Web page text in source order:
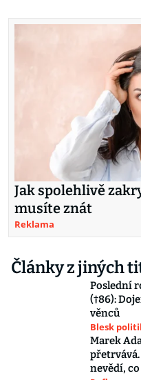
Jak spolehlivě
musíte znát
Reklama
Články z jiných
Poslední
(†86):
věnců
Blesk
Marek
nevědí,